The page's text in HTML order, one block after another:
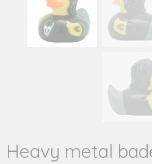
Heavy metal